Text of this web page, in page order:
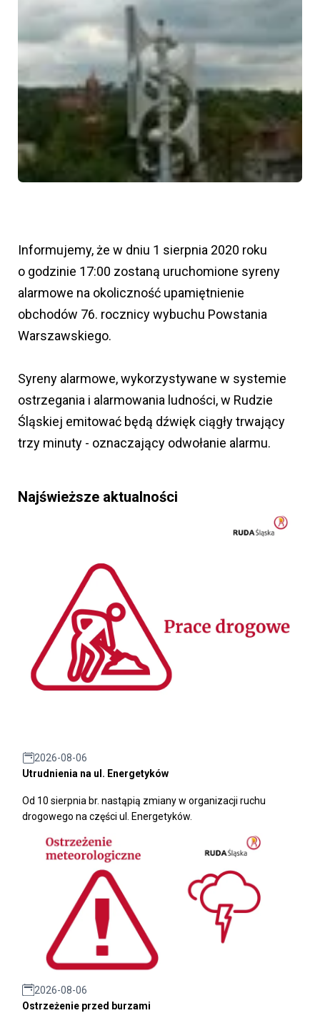
Informujemy, że w dniu 1 sierpnia 2020 roku
o godzinie 17:00 zostaną uruchomione syreny
alarmowe na okoliczność upamiętnienie
obchodów 76. rocznicy wybuchu Powstania
Warszawskiego.
Syreny alarmowe, wykorzystywane w systemie
ostrzegania i alarmowania ludności, w Rudzie
Śląskiej emitować będą dźwięk ciągły trwający
trzy minuty - oznaczający odwołanie alarmu.
Najświeższe aktualności
2026-08-06
Utrudnienia na ul. Energetyków
Od 10 sierpnia br. nastąpią zmiany w organizacji ruchu
drogowego na części ul. Energetyków.
2026-08-06
Ostrzeżenie przed burzami